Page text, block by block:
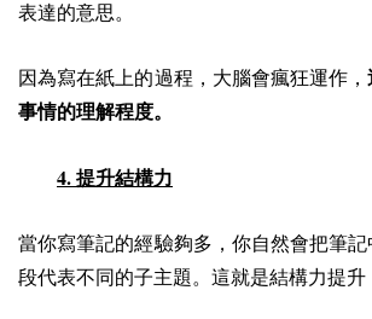
表達的意思。
因為寫在紙上的過程，大腦會瘋狂運作，
事情的理解程度。
4. 提升結構力
當你寫筆記的經驗夠多，你自然會把筆
段代表不同的子主題。這就是結構力提升